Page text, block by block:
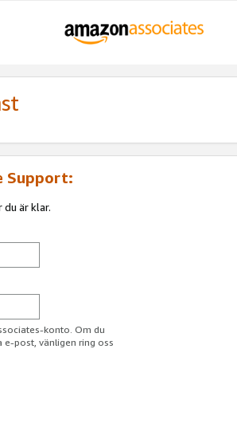
Support:
du är klar.
konto. Om du
e-post, vänligen ring oss